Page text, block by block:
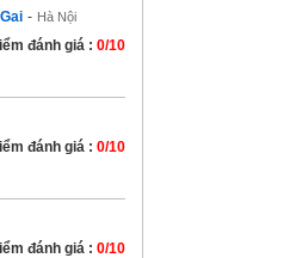
- Hà Nội
đánh giá : 0/10
đánh giá : 0/10
đánh giá : 0/10